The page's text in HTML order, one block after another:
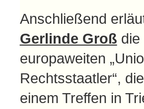
Anschließend
Gerlinde Groß die
europaweiten
Rechtsstaatler“,
einem Treffen in